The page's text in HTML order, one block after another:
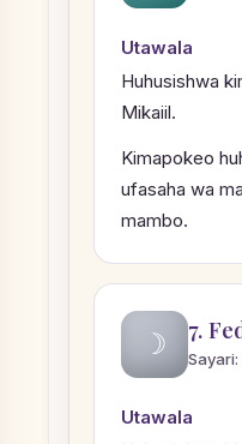
Utawala
Huhusishwa
Mikaiil.
Kimapokeo
ufasaha wa
mambo.
☽ 7.
Utawala